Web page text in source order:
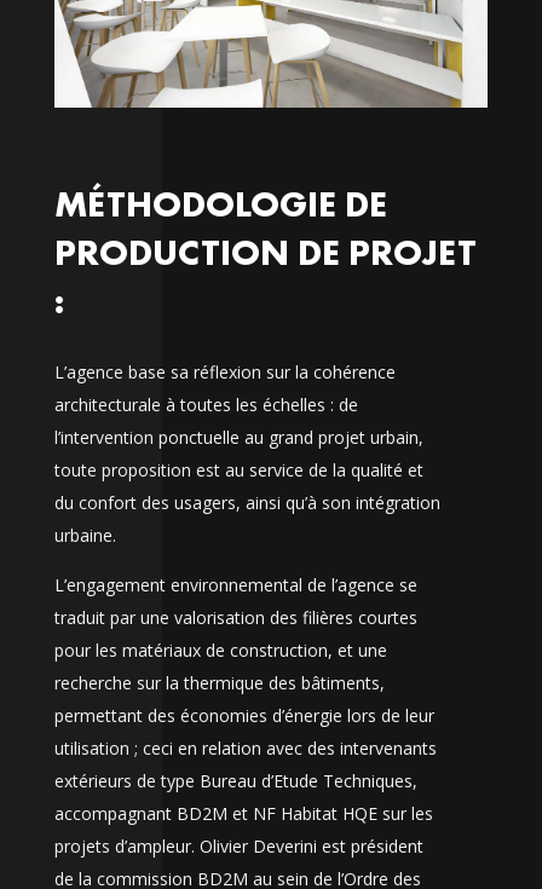
MÉTHODOLOGIE DE
PRODUCTION DE PROJET
:
L’agence base sa réflexion sur la cohérence
architecturale à toutes les échelles : de
l’intervention ponctuelle au grand projet urbain,
toute proposition est au service de la qualité et
du confort des usagers, ainsi qu’à son intégration
urbaine.
L’engagement environnemental de l’agence se
traduit par une valorisation des filières courtes
pour les matériaux de construction, et une
recherche sur la thermique des bâtiments,
permettant des économies d’énergie lors de leur
utilisation ; ceci en relation avec des intervenants
extérieurs de type Bureau d’Etude Techniques,
accompagnant BD2M et NF Habitat HQE sur les
projets d’ampleur. Olivier Deverini est président
de la commission BD2M au sein de l’Ordre des